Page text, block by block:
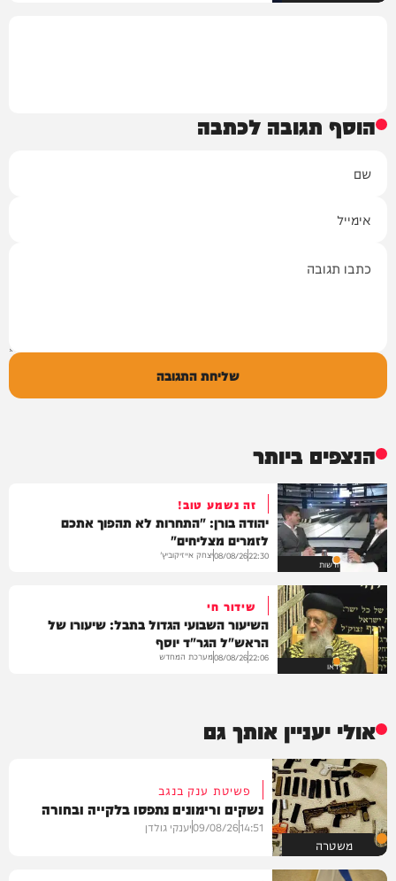
הוסף תגובה לכתבה
שליחת התגובה
הנצפים ביותר
חדשות
זה נשמע טוב!
יהודה בורן: "התחרות לא תהפוך אתכם
לזמרים מצליחים"
22:30
08/08/26יצחק אייזיקוביץ'
וידאו
שידור חי
השיעור השבועי הגדול בתבל: שיעורו של
הראש"ל הגר"ד יוסף
22:06
08/08/26מערכת המחדש
אולי יעניין אותך גם
משטרה
פשיטת ענק בנגב
נשקים ורימונים נתפסו בלקייה ובחורה
14:51
09/08/26יענקי גולדן